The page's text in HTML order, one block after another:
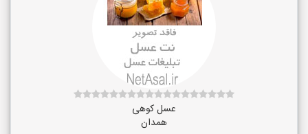
عسل کوهی
همدان